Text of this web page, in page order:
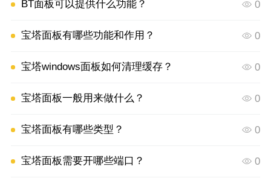
BT面板可以提供什么功能？ 0
宝塔面板有哪些功能和作用？ 0
宝塔windows面板如何清理缓存？ 0
宝塔面板一般用来做什么？ 0
宝塔面板有哪些类型？ 0
宝塔面板需要开哪些端口？ 0